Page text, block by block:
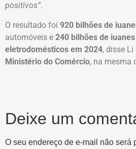
positivos”.
O resultado foi 920 bilhões de
automóveis e 240 bilhões de
eletrodomésticos em 2024, disse
Ministério do Comércio, na mesma
Deixe um
O seu endereço de e-mail não será